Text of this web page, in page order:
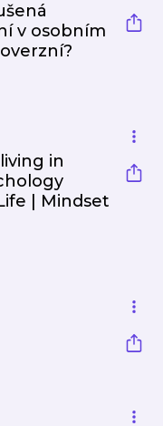
v osobním
in
| Mindset